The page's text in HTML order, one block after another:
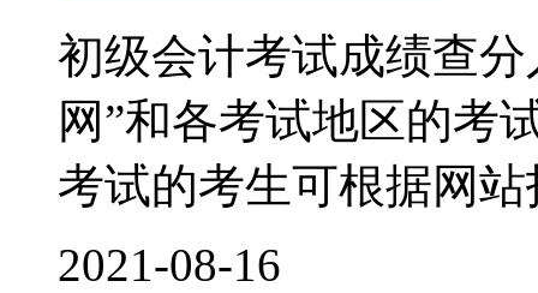
初级会计考试成绩查
网”和各考试地区的考
考试的考生可根据网
2021-08-16